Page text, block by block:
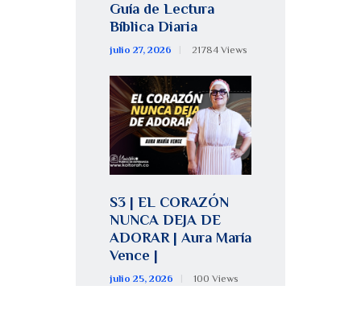
Guía de Lectura
Bíblica Diaria
julio 27, 2026 21784 Views
S3 | EL CORAZÓN
NUNCA DEJA DE
ADORAR | Aura María
Vence |
julio 25, 2026 100 Views